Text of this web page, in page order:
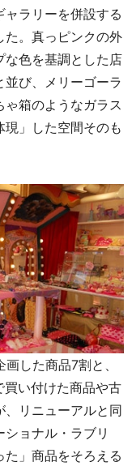
ラリーを併設する
た。真っピンクの外
な色を基調とした店
び、メリーゴーラ
箱のようなガラス
」した空間そのも
した商品7割と、
い付けた商品や古
リニューアルと同
ョナル・ラブリ
」商品をそろえる